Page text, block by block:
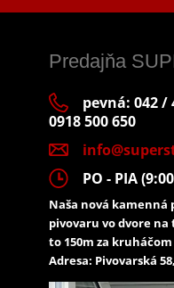
Predajňa
pevná: 042 /
0918 500 650
PO - PIA
Naša nová kamenná
pivovaru vo dvore na
to 150m za
Adresa: Pivovarská